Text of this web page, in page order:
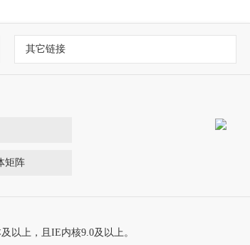
其它链接
矩阵
以上，且IE内核9.0及以上。